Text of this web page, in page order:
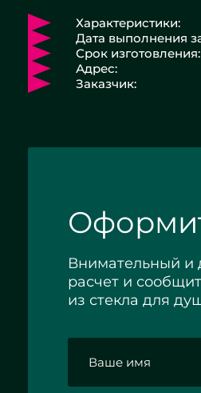
Характеристики:
Дата выполнения
Срок изготовления:
Адрес:
Заказчик:
Внимательный и
расчет и
из стекла для